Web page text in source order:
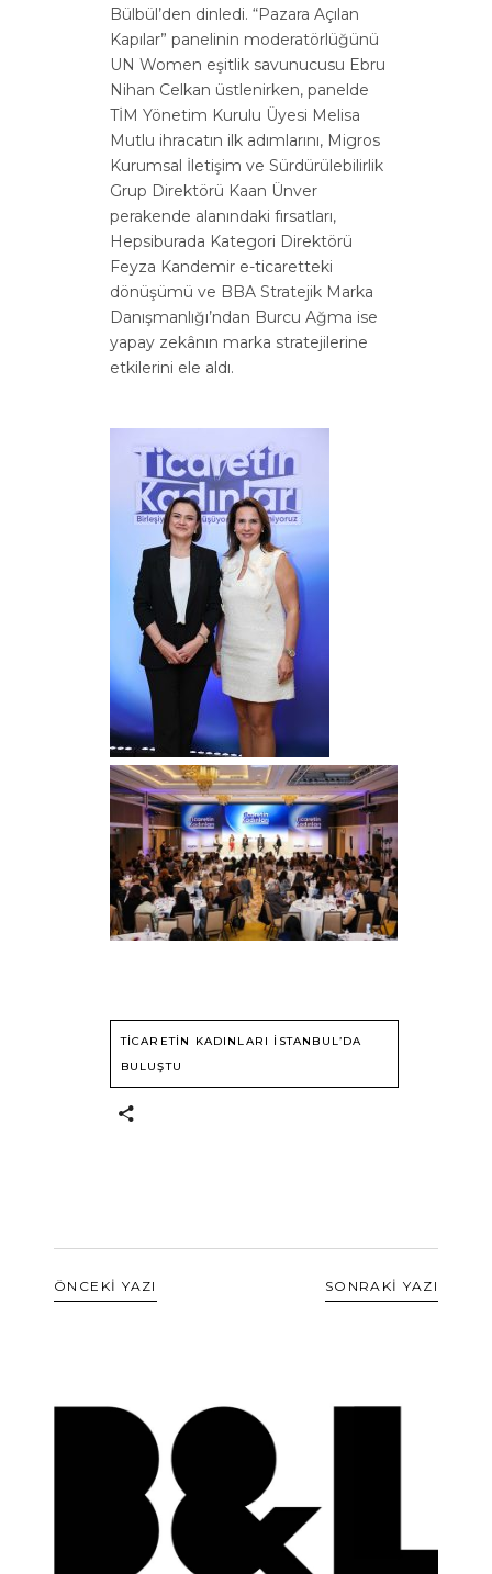
Bülbül’den dinledi. “Pazara Açılan
Kapılar” panelinin moderatörlüğünü
UN Women eşitlik savunucusu Ebru
Nihan Celkan üstlenirken, panelde
TİM Yönetim Kurulu Üyesi Melisa
Mutlu ihracatın ilk adımlarını, Migros
Kurumsal İletişim ve Sürdürülebilirlik
Grup Direktörü Kaan Ünver
perakende alanındaki fırsatları,
Hepsiburada Kategori Direktörü
Feyza Kandemir e-ticaretteki
dönüşümü ve BBA Stratejik Marka
Danışmanlığı’ndan Burcu Ağma ise
yapay zekânın marka stratejilerine
etkilerini ele aldı.
TİCARETİN KADINLARI İSTANBUL’DA
BULUŞTU
ÖNCEKİ YAZI SONRAKİ YAZI